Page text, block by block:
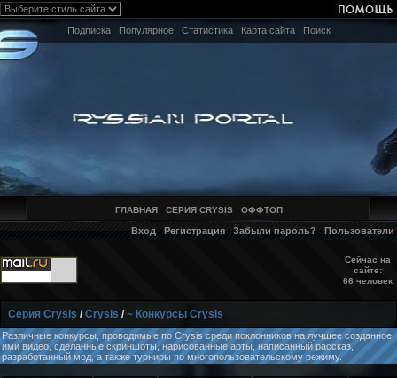
Подписка Популярное Статистика Карта сайта Поиск
ГЛАВНАЯ СЕРИЯ CRYSIS ОФФТОП
Вход Регистрация Забыли пароль? Пользователи
Сейчас на
сайте:
66 человек
Серия Crysis /Crysis /~ Конкурсы Crysis
Различные конкурсы, проводимые по Crysis среди поклонников на лучшее созданное
ими видео, сделанные скриншоты, нарисованные арты, написанный рассказ,
разработанный мод, а также турниры по многопользовательскому режиму.